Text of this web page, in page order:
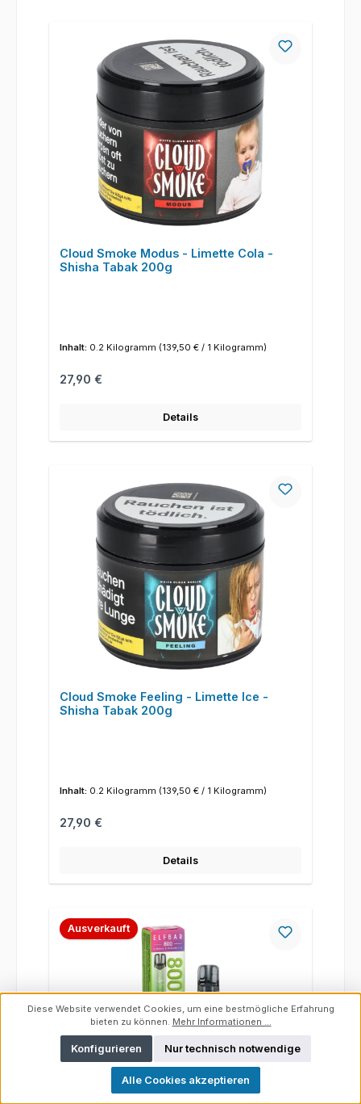
Cloud Smoke Modus - Limette Cola -
Shisha Tabak 200g
Inhalt: 0.2 Kilogramm (139,50 € / 1 Kilogramm)
Regulärer Preis:
27,90 €
Details
Cloud Smoke Feeling - Limette Ice -
Shisha Tabak 200g
Inhalt: 0.2 Kilogramm (139,50 € / 1 Kilogramm)
Regulärer Preis:
27,90 €
Details
Ausverkauft
Diese Website verwendet Cookies, um eine bestmögliche Erfahrung
bieten zu können. Mehr Informationen ...
Nur technisch notwendige
Konfigurieren
Alle Cookies akzeptieren